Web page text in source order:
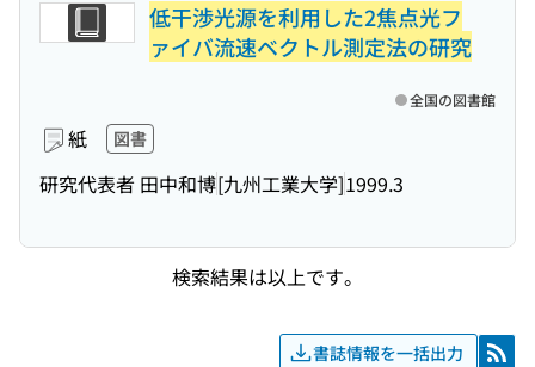
低干渉光源を利用した2焦点光フ
ァイバ流速ベクトル測定法の研究
紙 図書
研究代表者 田中和博[九州工業大学]1999.3
全国の図書館
検索結果は以上です。
書誌情報を一括出力